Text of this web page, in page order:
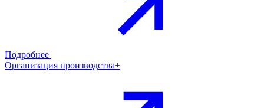
Подробнее
Организация производства+